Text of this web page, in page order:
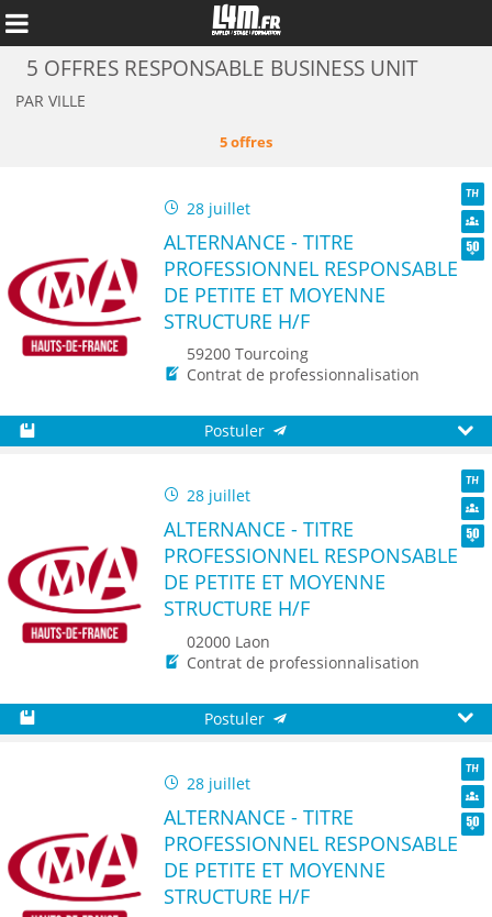
Annuler
5 OFFRES RESPONSABLE BUSINESS UNIT
PAR VILLE
5 offres
28 juillet
TH
ALTERNANCE - TITRE
PROFESSIONNEL RESPONSABLE
DE PETITE ET MOYENNE
STRUCTURE H/F
59200 Tourcoing
Contrat de professionnalisation
Postuler
28 juillet
TH
ALTERNANCE - TITRE
PROFESSIONNEL RESPONSABLE
DE PETITE ET MOYENNE
STRUCTURE H/F
02000 Laon
Contrat de professionnalisation
Postuler
28 juillet
TH
ALTERNANCE - TITRE
PROFESSIONNEL RESPONSABLE
DE PETITE ET MOYENNE
STRUCTURE H/F